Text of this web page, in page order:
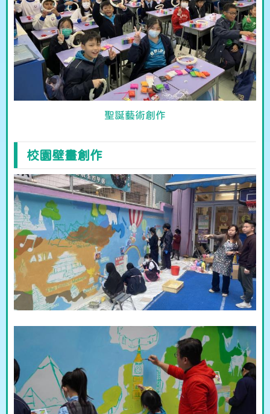
聖誕藝術創作
校園壁畫創作